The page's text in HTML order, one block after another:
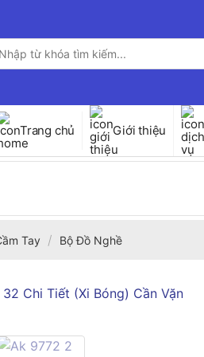
Trang chủ Giới thiệu
Tay / Bộ Đồ Nghề